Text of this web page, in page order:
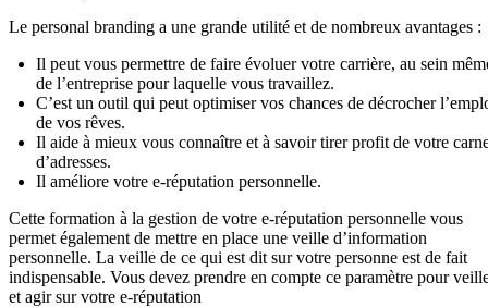
Le personal branding a une grande utilité et de nombreux avantages :
Il peut vous permettre de faire évoluer votre carrière, au sein
de l’entreprise pour laquelle vous travaillez.
C’est un outil qui peut optimiser vos chances de décrocher
de vos rêves.
Il aide à mieux vous connaître et à savoir tirer profit de votre
d’adresses.
Il améliore votre e-réputation personnelle.
Cette formation à la gestion de votre e-réputation personnelle vous
permet également de mettre en place une veille d’information
personnelle. La veille de ce qui est dit sur votre personne est de fait
indispensable. Vous devez prendre en compte ce paramètre pour
et agir sur votre e-réputation